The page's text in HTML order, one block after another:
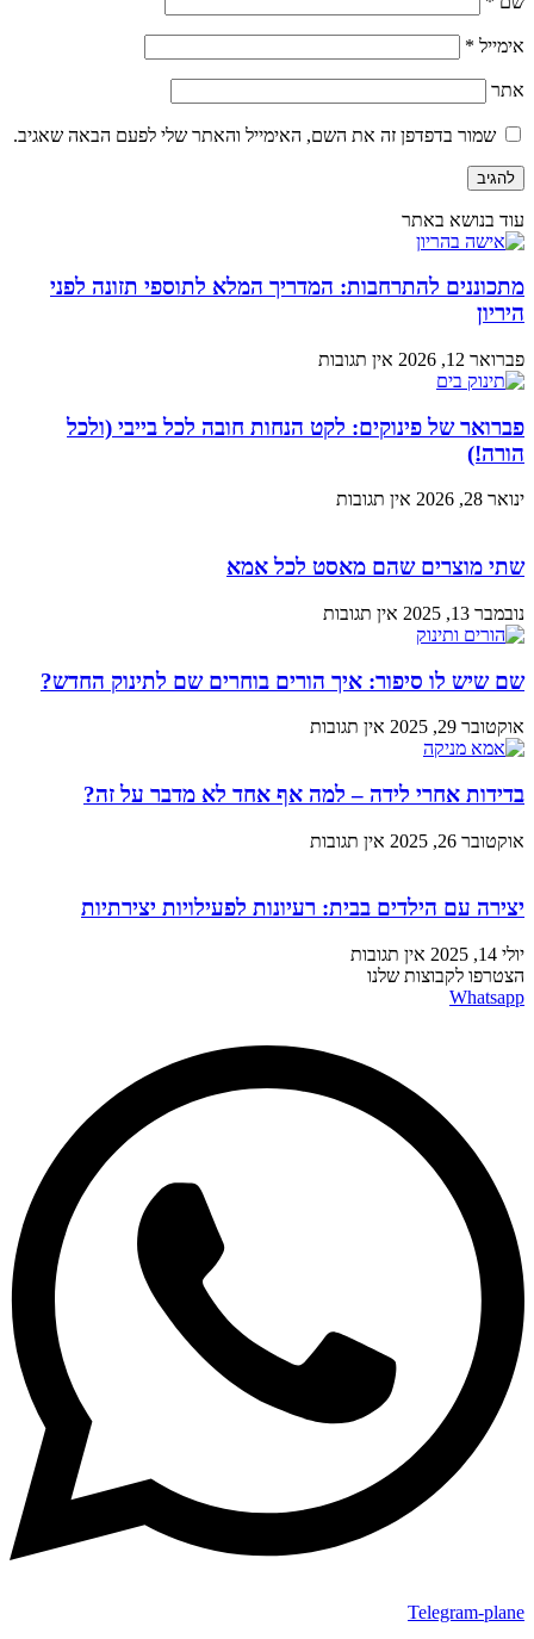
אימייל *
אתר
שמור בדפדפן זה את השם, האימייל והאתר שלי לפעם הבאה שאגיב.
עוד בנושא באתר
מתכוננים להתרחבות: המדריך המלא לתוספי תזונה לפני
היריון
פברואר 12, 2026 אין תגובות
פברואר של פינוקים: לקט הנחות חובה לכל בייבי (ולכל
הורה!)
ינואר 28, 2026 אין תגובות
שתי מוצרים שהם מאסט לכל אמא
נובמבר 13, 2025 אין תגובות
שם שיש לו סיפור: איך הורים בוחרים שם לתינוק החדש?
אוקטובר 29, 2025 אין תגובות
בדידות אחרי לידה – למה אף אחד לא מדבר על זה?
אוקטובר 26, 2025 אין תגובות
יצירה עם הילדים בבית: רעיונות לפעילויות יצירתיות
יולי 14, 2025
אין תגובות
הצטרפו לקבוצות שלנו
Whatsapp
Telegram-plane